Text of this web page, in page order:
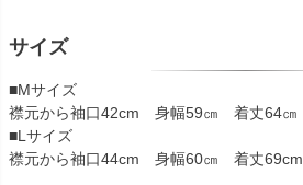
サイズ
■Mサイズ
襟元から袖口42cm 身幅59㎝ 着丈64㎝
■Lサイズ
襟元から袖口44cm 身幅60㎝ 着丈69cm